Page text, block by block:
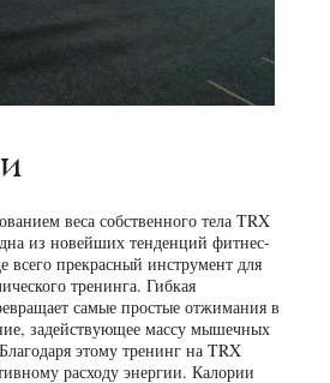
веса собственного тела TRX
из новейших тенденций фитнес-
всего прекрасный инструмент для
тренинга. Гибкая
самые простые отжимания в
задействующее массу мышечных
этому тренинг на TRX
расходу энергии. Калории